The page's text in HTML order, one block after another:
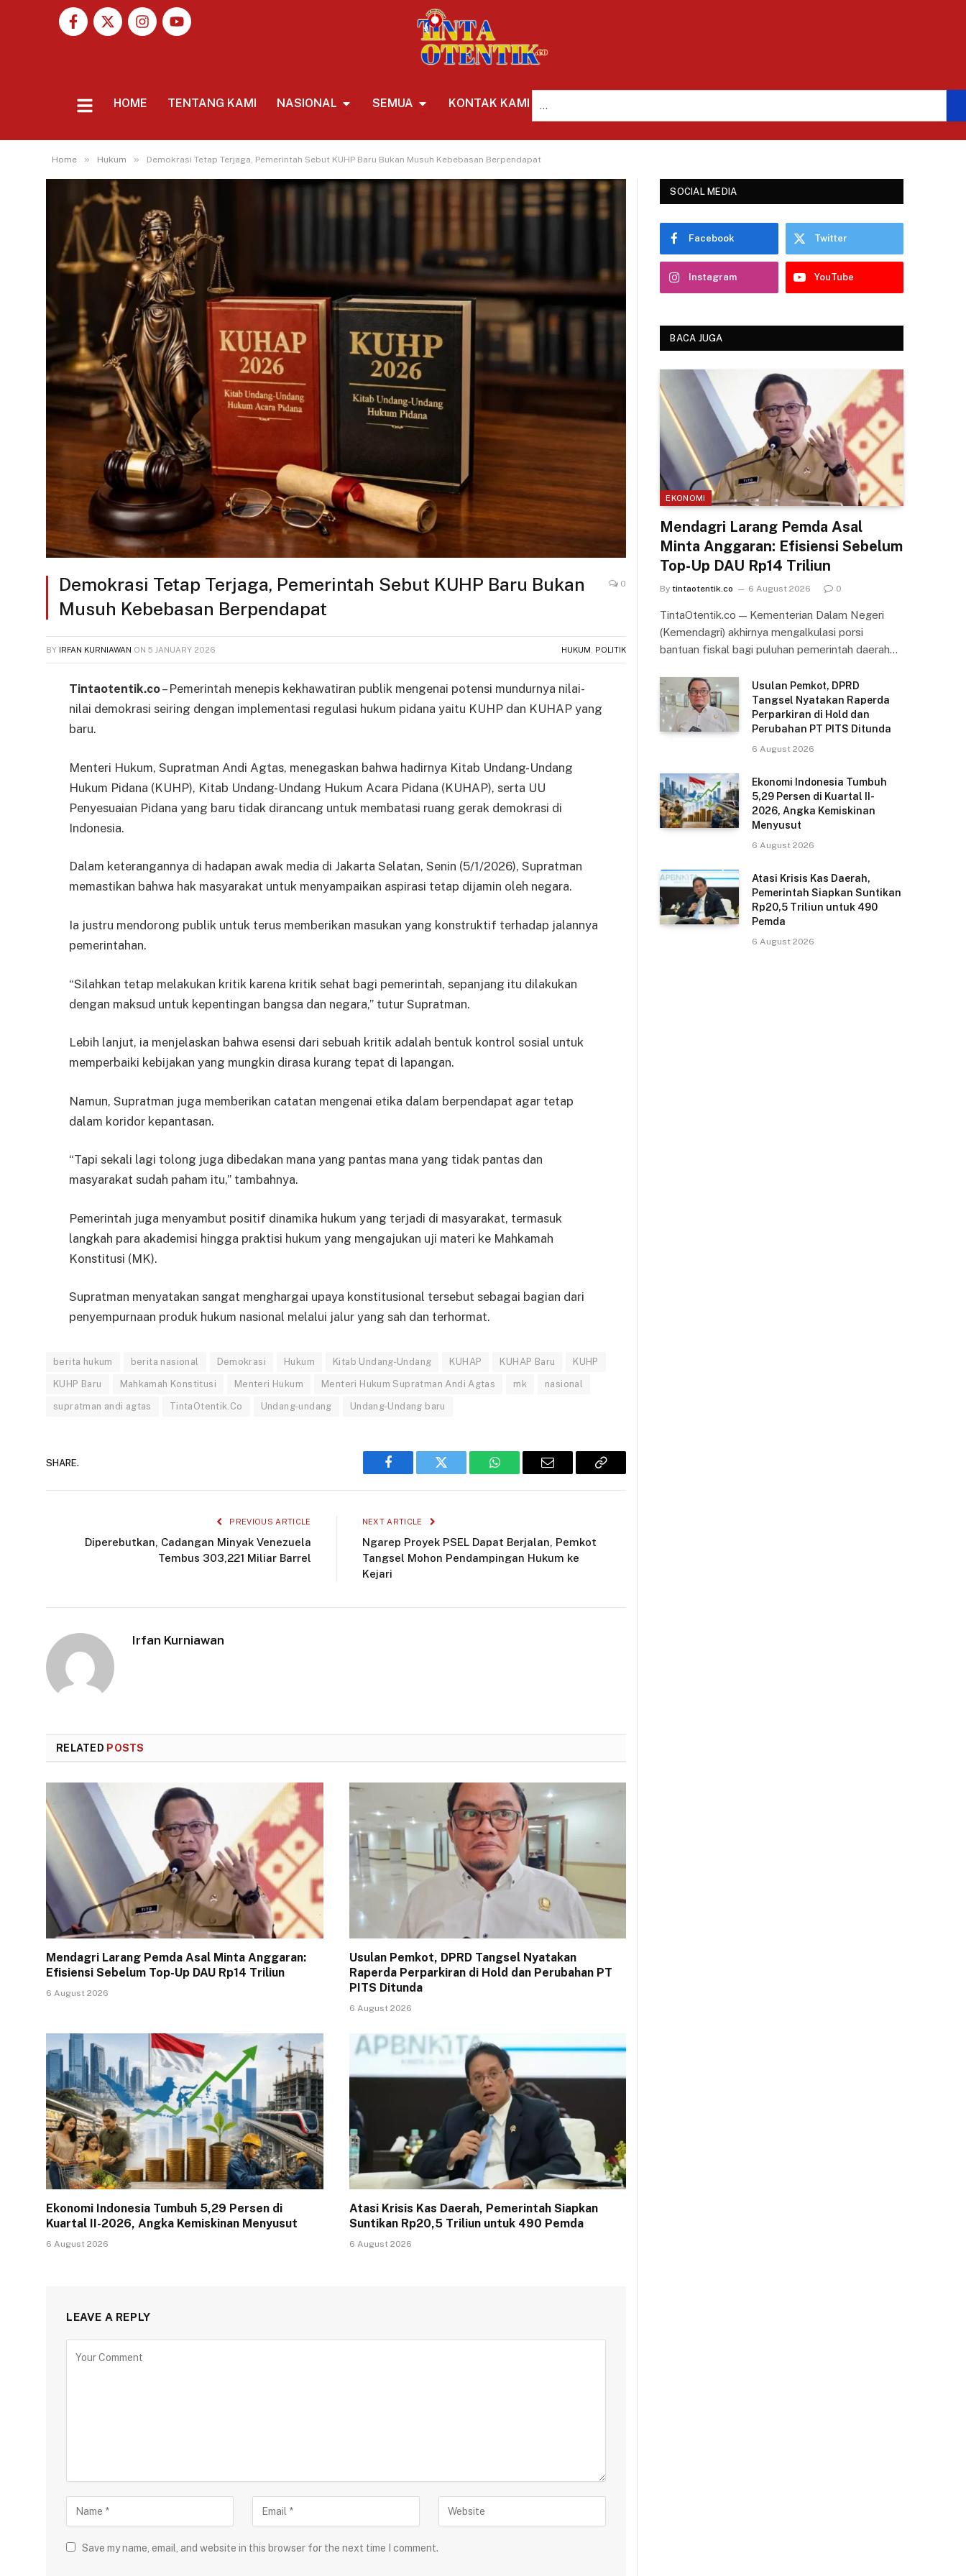
HOME TENTANG KAMI NASIONAL SEMUA KONTAK KAMI
Home » Hukum » Demokrasi Tetap Terjaga, Pemerintah Sebut KUHP Baru Bukan Musuh Kebebasan Berpendapat
Demokrasi Tetap Terjaga, Pemerintah Sebut KUHP Baru Bukan
Musuh Kebebasan Berpendapat
0
BY IRFAN KURNIAWAN ON 5 JANUARY 2026 HUKUM POLITIK
Tintaotentik.co– Pemerintah menepis kekhawatiran publik mengenai potensi mundurnya nilai-
nilai demokrasi seiring dengan implementasi regulasi hukum pidana yaitu KUHP dan KUHAP yang
baru.
Menteri Hukum, Supratman Andi Agtas, menegaskan bahwa hadirnya Kitab Undang-Undang
Hukum Pidana (KUHP), Kitab Undang-Undang Hukum Acara Pidana (KUHAP), serta UU
Penyesuaian Pidana yang baru tidak dirancang untuk membatasi ruang gerak demokrasi di
Indonesia.
Dalam keterangannya di hadapan awak media di Jakarta Selatan, Senin (5/1/2026), Supratman
memastikan bahwa hak masyarakat untuk menyampaikan aspirasi tetap dijamin oleh negara.
Ia justru mendorong publik untuk terus memberikan masukan yang konstruktif terhadap jalannya
pemerintahan.
“Silahkan tetap melakukan kritik karena kritik sehat bagi pemerintah, sepanjang itu dilakukan
dengan maksud untuk kepentingan bangsa dan negara,” tutur Supratman.
Lebih lanjut, ia menjelaskan bahwa esensi dari sebuah kritik adalah bentuk kontrol sosial untuk
memperbaiki kebijakan yang mungkin dirasa kurang tepat di lapangan.
Namun, Supratman juga memberikan catatan mengenai etika dalam berpendapat agar tetap
dalam koridor kepantasan.
“Tapi sekali lagi tolong juga dibedakan mana yang pantas mana yang tidak pantas dan
masyarakat sudah paham itu,” tambahnya.
Pemerintah juga menyambut positif dinamika hukum yang terjadi di masyarakat, termasuk
langkah para akademisi hingga praktisi hukum yang mengajukan uji materi ke Mahkamah
Konstitusi (MK).
Supratman menyatakan sangat menghargai upaya konstitusional tersebut sebagai bagian dari
penyempurnaan produk hukum nasional melalui jalur yang sah dan terhormat.
berita hukum berita nasional Demokrasi Hukum Kitab Undang-Undang KUHAP KUHAP Baru KUHP
KUHP Baru Mahkamah Konstitusi Menteri Hukum Menteri Hukum Supratman Andi Agtas mk nasional
supratman andi agtas TintaOtentik.Co Undang-undang Undang-Undang baru
SHARE.
Facebook Twitter WhatsAppEmail
Copy
PREVIOUS ARTICLE
Diperebutkan, Cadangan Minyak Venezuela
Tembus 303,221 Miliar Barrel
NEXT ARTICLE
Ngarep Proyek PSEL Dapat Berjalan, Pemkot
Tangsel Mohon Pendampingan Hukum ke
Kejari
Irfan Kurniawan
RELATED POSTS
Mendagri Larang Pemda Asal Minta Anggaran:
Efisiensi Sebelum Top-Up DAU Rp14 Triliun
6 August 2026
Usulan Pemkot, DPRD Tangsel Nyatakan
Raperda Perparkiran di Hold dan Perubahan PT
PITS Ditunda
6 August 2026
Ekonomi Indonesia Tumbuh 5,29 Persen di
Kuartal II-2026, Angka Kemiskinan Menyusut
6 August 2026
Atasi Krisis Kas Daerah, Pemerintah Siapkan
Suntikan Rp20,5 Triliun untuk 490 Pemda
6 August 2026
LEAVE A REPLY
Save my name, email, and website in this browser for the next time I comment.
SOCIAL MEDIA
Facebook Twitter
Instagram YouTube
BACA JUGA
EKONOMI
Mendagri Larang Pemda Asal
Minta Anggaran: Efisiensi Sebelum
Top-Up DAU Rp14 Triliun
By tintaotentik.co 6 August 2026 0
TintaOtentik.co — Kementerian Dalam Negeri
(Kemendagri) akhirnya mengalkulasi porsi
bantuan fiskal bagi puluhan pemerintah daerah…
Usulan Pemkot, DPRD
Tangsel Nyatakan Raperda
Perparkiran di Hold dan
Perubahan PT PITS Ditunda
6 August 2026
Ekonomi Indonesia Tumbuh
5,29 Persen di Kuartal II-
2026, Angka Kemiskinan
Menyusut
6 August 2026
Atasi Krisis Kas Daerah,
Pemerintah Siapkan Suntikan
Rp20,5 Triliun untuk 490
Pemda
6 August 2026